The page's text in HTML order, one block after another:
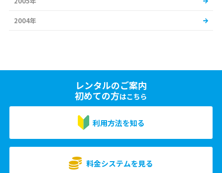
2004年
レンタルのご案内
初めての方はこちら
利用方法を知る
料金システムを見る